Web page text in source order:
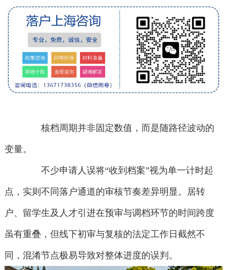
核档周期并非固定数值，而是随路径波动的
变量。
不少申请人误将“收到档案”视为单一计时起
点，实则不同落户通道的审核节奏差异明显。居转
户、留学生及人才引进在预审与调档环节的时间跨度
虽有重叠，但线下初审与复核的法定工作日截然不
同，混淆节点极易导致对整体进度的误判。